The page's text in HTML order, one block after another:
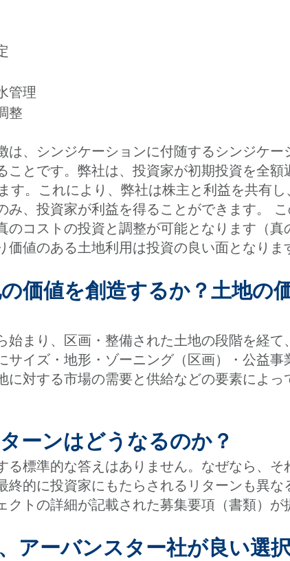
管理
整
は、シンジケーションに付随するシンジケー
ことです。弊社は、投資家が初期投資を全額
す。これにより、弊社は株主と利益を共有
み、投資家が利益を得ることができます。
のコストの投資と調整が可能となります（真
値のある土地利用は投資の良い面となりま
価値を創造するか？土地の
始まり、区画・整備された土地の段階を経て
サイズ・地形・ゾーニング（区画）・公益事
に対する市場の需要と供給などの要素によっ
ーンはどうなるのか？
る標準的な答えはありません。なぜなら、そ
終的に投資家にもたらされるリターンも異な
トの詳細が記載された募集要項（書類）が
アーバンスター社が良い選